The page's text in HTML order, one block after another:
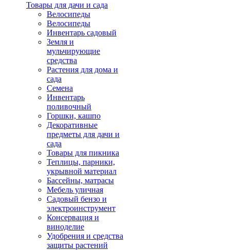
Товары для дачи и сада
Велосипеды
Велосипеды
Инвентарь садовый
Земля и
мульчирующие
средства
Растения для дома и
сада
Семена
Инвентарь
поливочный
Горшки, кашпо
Декоративные
предметы для дачи и
сада
Товары для пикника
Теплицы, парники,
укрывной материал
Бассейны, матрасы
Мебель уличная
Садовый бензо и
электроинструмент
Консервация и
виноделие
Удобрения и средства
защиты растений